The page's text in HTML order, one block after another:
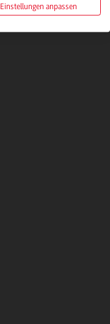
Einstellungen anpassen